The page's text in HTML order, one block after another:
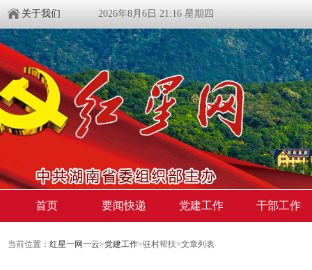
关于我们 2026年8月6日 21:16 星期四
首页 要闻快递 党建工作 干部工作
当前位置： 红星一网一云>党建工作>驻村帮扶>文章列表